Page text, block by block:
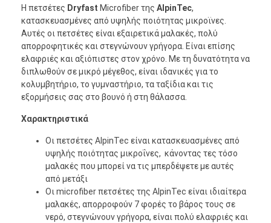
Η πετσέτες Dryfast Microfiber της AlpinTec,
κατασκευασμένες από υψηλής ποιότητας μικροϊνες.
Αυτές οι πετσέτες είναι εξαιρετικά μαλακές, πολύ
απορροφητικές και στεγνώνουν γρήγορα. Είναι επίσης
ελαφριές και αξιόπιστες στον χρόνο. Με τη δυνατότητα να
διπλωθούν σε μικρό μέγεθος, είναι ιδανικές για το
κολυμβητήριο, το γυμναστήριο, τα ταξίδια και τις
εξορμήσεις σας στο βουνό ή στη θάλασσα.
Χαρακτηριστικά
Οι πετσέτες AlpinTec είναι κατασκευασμένες από
υψηλής ποιότητας μικροΐνες, κάνοντας τες τόσο
μαλακές που μπορεί να τις μπερδέψετε με αυτές
από μετάξι
Οι microfiber πετσέτες της AlpinTec είναι ιδιαίτερα
μαλακές, απορροφούν 7 φορές το βάρος τους σε
νερό, στεγνώνουν γρήγορα, είναι πολύ ελαφριές και